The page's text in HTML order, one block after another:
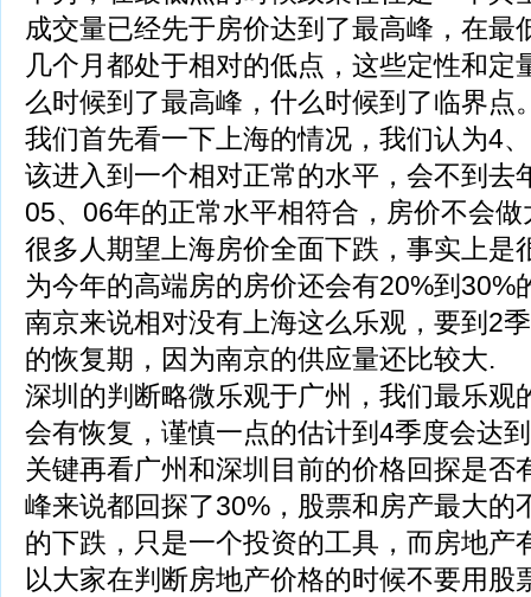
成交量已经先于房价达到了最高峰，在最
几个月都处于相对的低点，这些定性和定
么时候到了最高峰，什么时候到了临界点
我们首先看一下上海的情况，我们认为4
该进入到一个相对正常的水平，会不到去
05、06年的正常水平相符合，房价不会
很多人期望上海房价全面下跌，事实上是
为今年的高端房的房价还会有20%到30%
南京来说相对没有上海这么乐观，要到2
的恢复期，因为南京的供应量还比较大.
深圳的判断略微乐观于广州，我们最乐观
会有恢复，谨慎一点的估计到4季度会达
关键再看广州和深圳目前的价格回探是否
峰来说都回探了30%，股票和房产最大的
的下跌，只是一个投资的工具，而房地产
以大家在判断房地产价格的时候不要用股